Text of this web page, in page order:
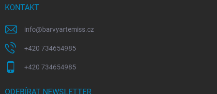
KONTAKT
info@barvyartemiss.cz
+420 734654985
+420 734654985
ODEBÍRAT NEWSLETTER